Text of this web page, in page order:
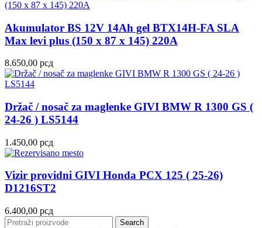
Akumulator BS 12V 14Ah gel BTX14H-FA SLA
Max levi plus (150 x 87 x 145) 220A
8.650,00 рсд
Držač / nosač za maglenke GIVI BMW R 1300 GS (
24-26 ) LS5144
1.450,00 рсд
Vizir providni GIVI Honda PCX 125 ( 25-26)
D1216ST2
6.400,00 рсд
Search